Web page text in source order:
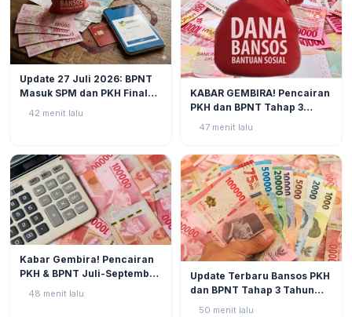
Update 27 Juli 2026: BPNT
Masuk SPM dan PKH Final
Closing, Kapan Uang Bansos
42 menit lalu
KABAR GEMBIRA! Pencairan
PKH dan BPNT Tahap 3
47 menit lalu
Kabar Gembira! Pencairan
PKH & BPNT Juli-September
2026 Kian Dekat, Status SPM
48 menit lalu
Update Terbaru Bansos PKH
dan BPNT Tahap 3 Tahun
2026: Progres di Akhir Juli
50 menit lalu